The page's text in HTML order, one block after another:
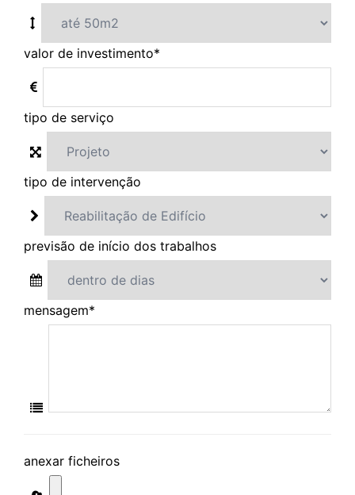
valor de investimento*
tipo de serviço
tipo de intervenção
previsão de início dos trabalhos
mensagem*
anexar ficheiros